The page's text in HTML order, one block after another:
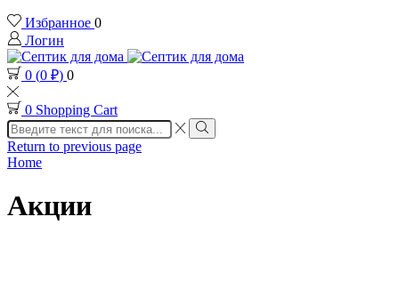
Избранное 0
Логин
0 (0 ₽) 0
0 Shopping Cart
Search
input
Search
Return to previous page
Home
Акции